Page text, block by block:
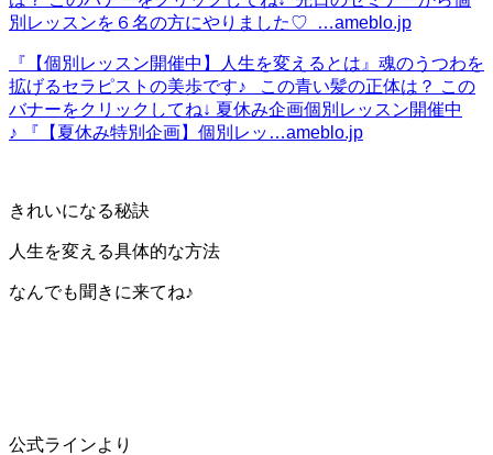
別レッスンを６名の方にやりました♡ …ameblo.jp
『【個別レッスン開催中】人生を変えるとは』 魂のうつわを
拡げるセラピストの美歩です♪ この青い髪の正体は？ この
バナーをクリックしてね↓ 夏休み企画個別レッスン開催中
♪ 『【夏休み特別企画】個別レッ…ameblo.jp
きれいになる秘訣
人生を変える具体的な方法
なんでも聞きに来てね♪
公式ラインより